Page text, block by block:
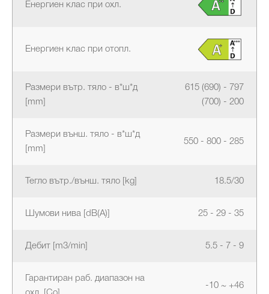
Енергиен клас при охл.
Енергиен клас при отопл.
Размери вътр. тяло - в*ш*д
[mm]
615 (690) - 797
(700) - 200
Размери външ. тяло - в*ш*д
[mm]
550 - 800 - 285
Тегло вътр./външ. тяло [kg] 18.5/30
Шумови нива [dB(A)] 25 - 29 - 35
Дебит [m3/min] 5.5 - 7 - 9
Гарантиран раб. диапазон на
-10 ~ +46